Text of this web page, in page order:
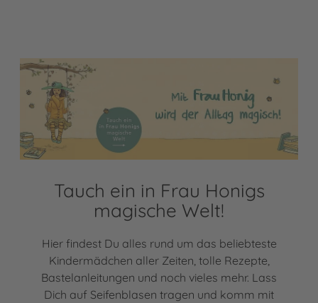
Tauch ein in Frau Honigs
magische Welt!
Hier findest Du alles rund um das beliebteste
Kindermädchen aller Zeiten, tolle Rezepte,
Bastelanleitungen und noch vieles mehr. Lass
Dich auf Seifenblasen tragen und komm mit